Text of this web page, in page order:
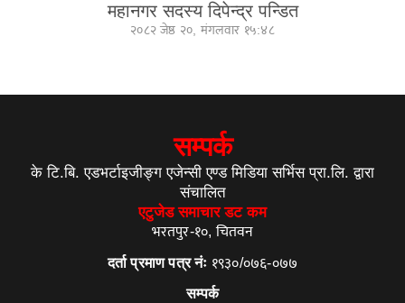
महानगर सदस्य दिपेन्द्र पन्डित
२०८२ जेष्ठ २०, मंगलवार १५:४८
सम्पर्क
के टि.बि. एडभर्टाइजीङ्ग एजेन्सी एण्ड मिडिया सर्भिस प्रा.लि. द्वारा
संचालित
एटुजेड समाचार डट कम
भरतपुर-१०, चितवन
दर्ता प्रमाण पत्र नंः १९३०/०७६-०७७
सम्पर्क